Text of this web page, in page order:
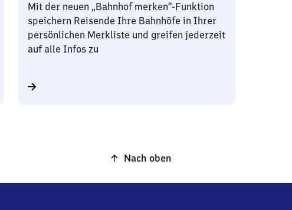
Mit der neuen „Bahnhof merken“-Funktion
speichern Reisende Ihre Bahnhöfe in Ihrer
persönlichen Merkliste und greifen jederzeit
auf alle Infos zu
Nach oben